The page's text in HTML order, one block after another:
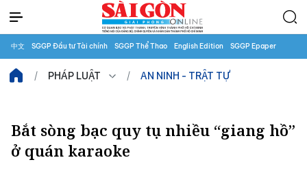
中文 SGGP Đầu tư Tài chính SGGP Thể Thao English Edition SGGP Epaper
PHÁP LUẬT AN NINH - TRẬT TỰ
Bắt sòng bạc quy tụ nhiều “giang hồ”
ở quán karaoke